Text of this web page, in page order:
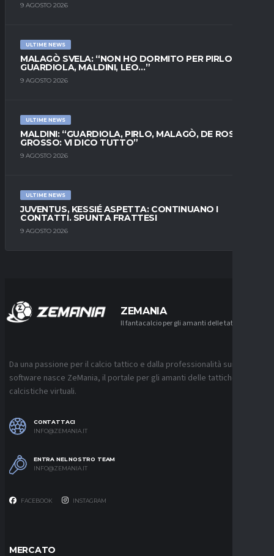
9 AGOSTO 2026
ULTIME NEWS
MALAGÒ SVELA: “NON HO DORMITO PER PIRLO.
GUARDIOLA, MALDINI, LEO…”
9 AGOSTO 2026
ULTIME NEWS
MALDINI: “GUARDIOLA, PIRLO, MALAGÒ, DE ROSSI E
GROSSO: VI DICO TUTTO”
9 AGOSTO 2026
ULTIME NEWS
JUVENTUS, KESSIÉ ASPETTA: CONTINUANO I
CONTATTI. SPUNTA FRATTESI
9 AGOSTO 2026
ZEMANIA
Il fantacalcio per gli amanti delle tattiche
Da una passione per il calcio tattico e dalla professionalità sui
software nasce ZeMania, il portale per gli amanti delle tattiche
calcistiche virtuali.
CONTATTACI
INFO@ZEMANIA.IT
ENTRA NEL NOSTRO TEAM
INFO@ZEMANIA.IT
FACEBOOK INSTAGRAM
MERCATO